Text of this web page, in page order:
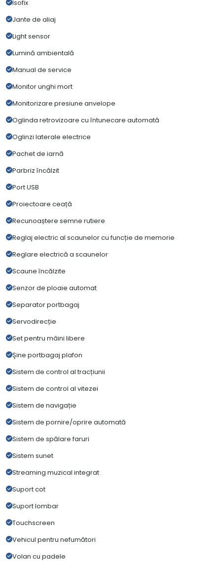
Isofix
Jante de aliaj
Light sensor
Lumină ambientală
Manual de service
Monitor unghi mort
Monitorizare presiune anvelope
Oglinda retrovizoare cu întunecare automată
Oglinzi laterale electrice
Pachet de iarnă
Parbriz încălzit
Port USB
Proiectoare ceață
Recunoaștere semne rutiere
Reglaj electric al scaunelor cu funcție de memorie
Reglare electrică a scaunelor
Scaune încălzite
Senzor de ploaie automat
Separator portbagaj
Servodirecție
Set pentru mâini libere
Şine portbagaj plafon
Sistem de control al tracțiunii
Sistem de control al vitezei
Sistem de navigație
Sistem de pornire/oprire automată
Sistem de spălare faruri
Sistem sunet
Streaming muzical integrat
Suport cot
Suport lombar
Touchscreen
Vehicul pentru nefumători
Volan cu padele